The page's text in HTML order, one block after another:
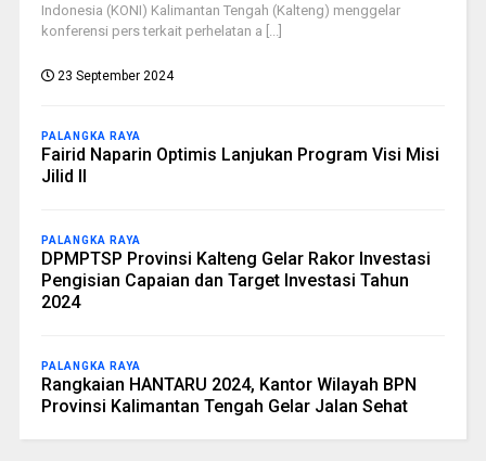
Indonesia (KONI) Kalimantan Tengah (Kalteng) menggelar
konferensi pers terkait perhelatan a [...]
23 September 2024
PALANGKA RAYA
Fairid Naparin Optimis Lanjukan Program Visi Misi
Jilid II
PALANGKA RAYA
DPMPTSP Provinsi Kalteng Gelar Rakor Investasi
Pengisian Capaian dan Target Investasi Tahun
2024
PALANGKA RAYA
Rangkaian HANTARU 2024, Kantor Wilayah BPN
Provinsi Kalimantan Tengah Gelar Jalan Sehat